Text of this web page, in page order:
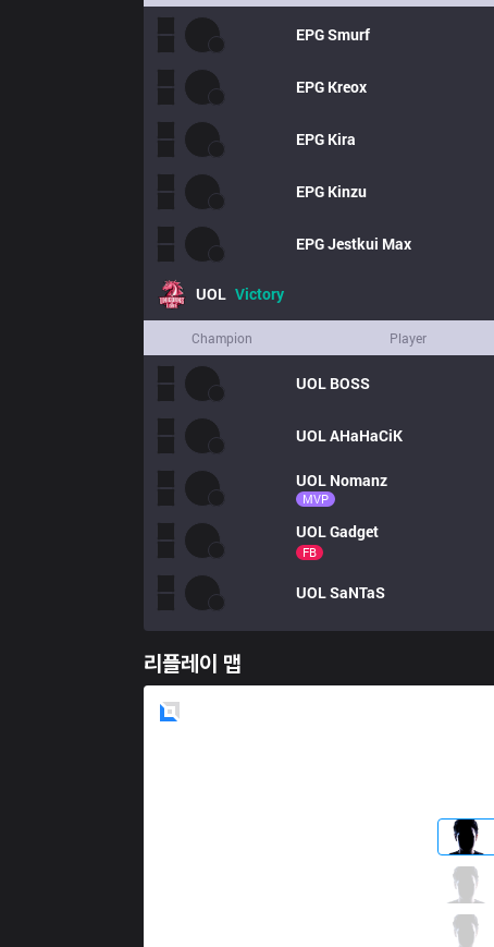
EPGSmurf
EPG Kreox
EPG Kira
EPG Kinzu
EPGJestkui Max
UOL Victory
Champion Player
UOL BOSS
UOLAHaHaCiK
UOL Nomanz
MVP
UOLGadget
FB
UOLSaNTaS
리플레이 맵